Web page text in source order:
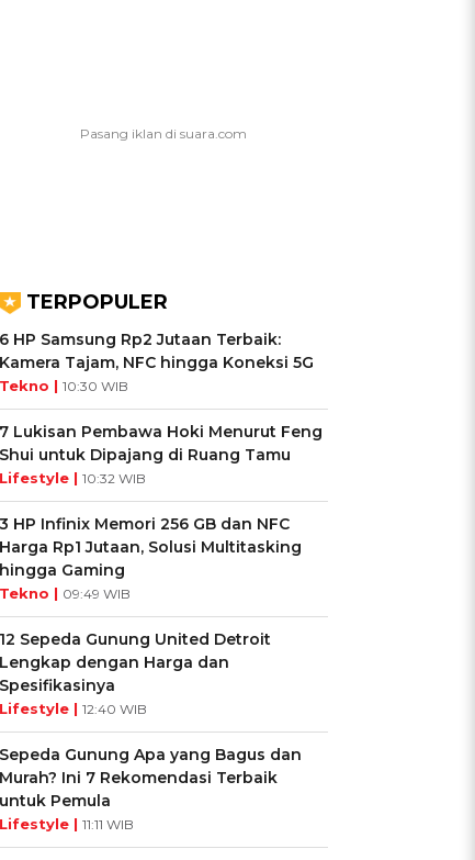
TERPOPULER
6 HP Samsung Rp2 Jutaan Terbaik:
Kamera Tajam, NFC hingga Koneksi 5G
Tekno | 10:30 WIB
7 Lukisan Pembawa Hoki Menurut Feng
Shui untuk Dipajang di Ruang Tamu
Lifestyle | 10:32 WIB
3 HP Infinix Memori 256 GB dan NFC
Harga Rp1 Jutaan, Solusi Multitasking
hingga Gaming
Tekno | 09:49 WIB
12 Sepeda Gunung United Detroit
Lengkap dengan Harga dan
Spesifikasinya
Lifestyle | 12:40 WIB
Sepeda Gunung Apa yang Bagus dan
Murah? Ini 7 Rekomendasi Terbaik
untuk Pemula
Lifestyle | 11:11 WIB